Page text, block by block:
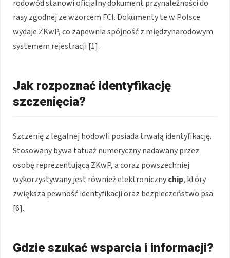
rodowód stanowi oficjalny dokument przynależności do
rasy zgodnej ze wzorcem FCI. Dokumenty te w Polsce
wydaje ZKwP, co zapewnia spójność z międzynarodowym
systemem rejestracji [1].
Jak rozpoznać identyfikację
szczenięcia?
Szczenię z legalnej hodowli posiada trwałą identyfikację.
Stosowany bywa tatuaż numeryczny nadawany przez
osobę reprezentującą ZKwP, a coraz powszechniej
wykorzystywany jest również elektronicznychip, który
zwiększa pewność identyfikacji oraz bezpieczeństwo psa
[6].
Gdzie szukać wsparcia i informacji?